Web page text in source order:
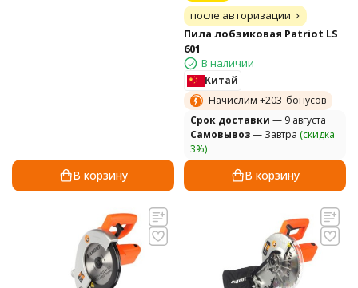
В корзину
после авторизации
Пила лобзиковая Patriot LS
601
В наличии
Китай
Начислим +203 бонусов
Cрок доставки — 9 августа
Самовывоз— Завтра (скидка
3%)
В корзину